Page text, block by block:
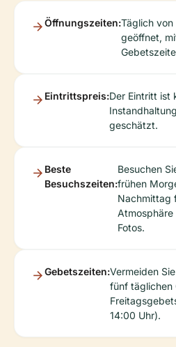
Öffnungszeiten:Täglich
geöffnet,
Eintrittspreis:Der Eintritt ist
geschätzt.
Beste
Besuchszeiten:
Besuchen
frühen
Nachmittag
Fotos.
Gebetszeiten:Vermeiden
fünf täglichen
14:00 Uhr).